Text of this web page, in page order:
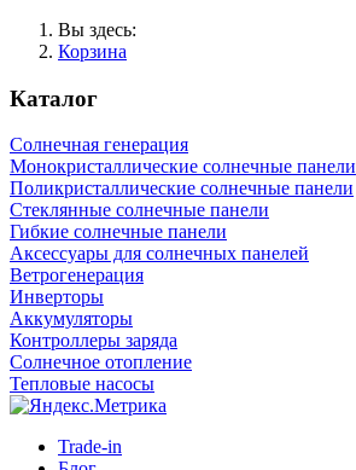
Вы здесь:
Корзина
Каталог
Солнечная генерация
Монокристаллические солнечные панели
Поликристаллические солнечные панели
Стеклянные солнечные панели
Гибкие солнечные панели
Аксессуары для солнечных панелей
Ветрогенерация
Инверторы
Аккумуляторы
Контроллеры заряда
Солнечное отопление
Тепловые насосы
Trade-in